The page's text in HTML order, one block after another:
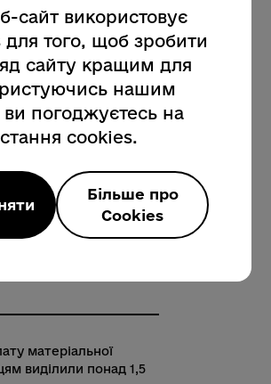
темами
засідання
виконавчого
виконавчого
матеріальної
виділили понад 1,5
сайт використовує
для того, щоб зробити
сайту кращим для
нашим
погоджуєтесь на
cookies.
Більше про
Cookies